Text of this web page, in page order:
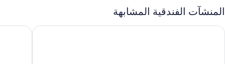
تُشير تقييمات النزلاء إلى وجود نظرة إيجابية لطاقم العمل المُساعد
سمات الغرفة
المنشآت الفندقية المشابهة
برزيدينشال موتل ميد